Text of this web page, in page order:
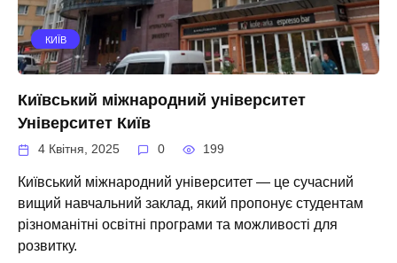
КИЇВ
Київський міжнародний університет
Університет Київ
4 Квітня, 2025 0 199
Київський міжнародний університет — це сучасний
вищий навчальний заклад, який пропонує студентам
різноманітні освітні програми та можливості для
розвитку.